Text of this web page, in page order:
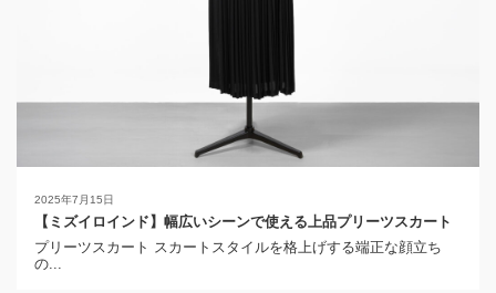
2025年7月15日
【ミズイロインド】幅広いシーンで使える上品プリーツスカート
プリーツスカート スカートスタイルを格上げする端正な顔立ち
の...